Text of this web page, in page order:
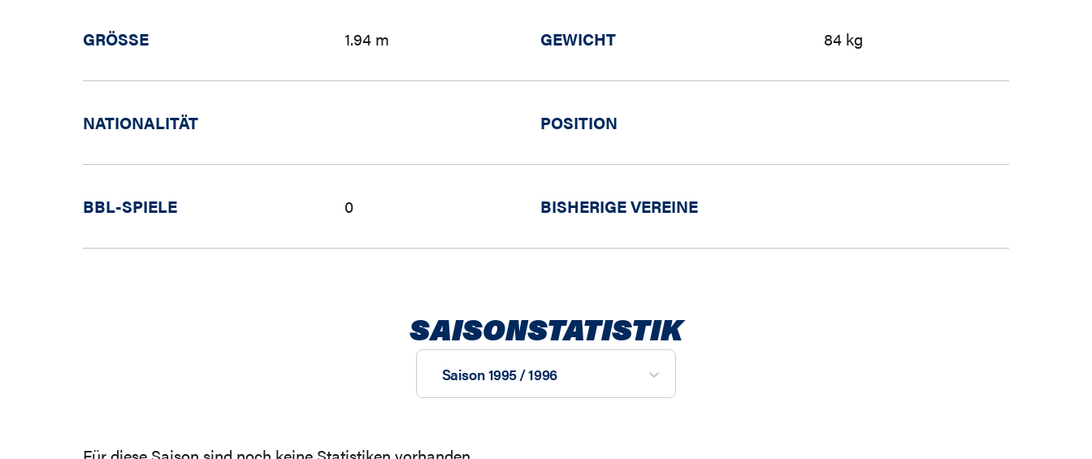
GRÖSSE 1.94 m GEWICHT 84 kg
NATIONALITÄT POSITION
BBL-SPIELE 0 BISHERIGE VEREINE
SAISONSTATISTIK
Saison 1995 / 1996